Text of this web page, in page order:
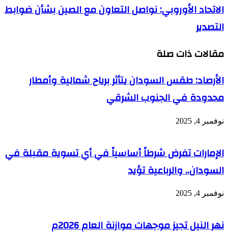
الاتحاد الأوروبي: نواصل التعاون مع الصين بشأن ضوابط
التصدير
مقالات ذات صلة
الأرصاد: طقس السودان يتأثر برياح شمالية وأمطار
محدودة في الجنوب الشرقي
نوفمبر 4, 2025
الإمارات تفرض شرطاً أساسياً في أي تسوية مقبلة في
السودان.. والرباعية تؤيد
نوفمبر 4, 2025
نهر النيل تجيز موجهات موازنة العام 2026م